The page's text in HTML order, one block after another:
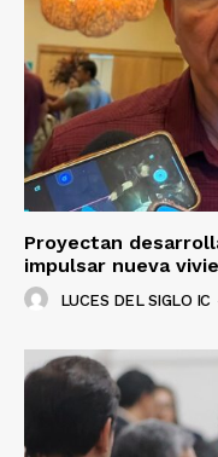
Proyectan
impulsar nueva
LUCES DEL SIGLO IC